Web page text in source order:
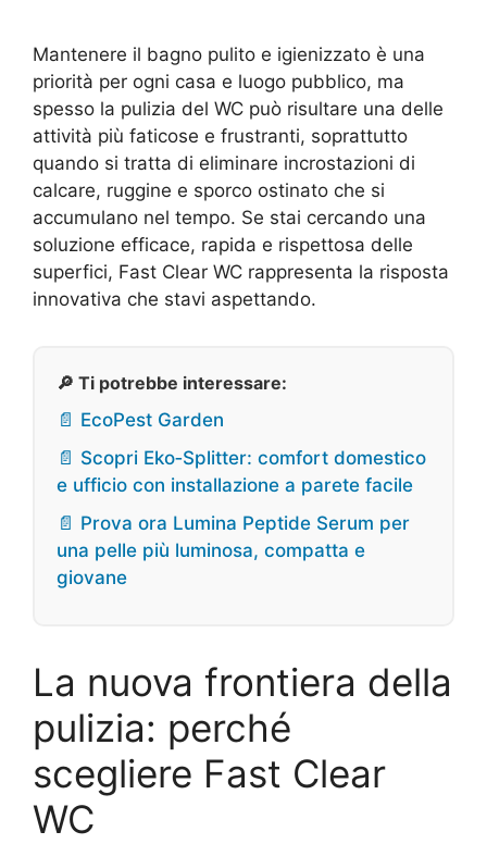
Mantenere il bagno pulito e igienizzato è una
priorità per ogni casa e luogo pubblico, ma
spesso la pulizia del WC può risultare una delle
attività più faticose e frustranti, soprattutto
quando si tratta di eliminare incrostazioni di
calcare, ruggine e sporco ostinato che si
accumulano nel tempo. Se stai cercando una
soluzione efficace, rapida e rispettosa delle
superfici, Fast Clear WC rappresenta la risposta
innovativa che stavi aspettando.
🔎 Ti potrebbe interessare:
📄 EcoPest Garden
📄 Scopri Eko‑Splitter: comfort domestico
e ufficio con installazione a parete facile
📄 Prova ora Lumina Peptide Serum per
una pelle più luminosa, compatta e
giovane
La nuova frontiera della
pulizia: perché
scegliere Fast Clear
WC